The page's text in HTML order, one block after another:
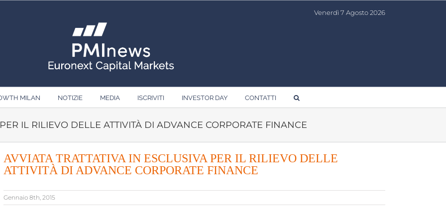
Venerdì 7 Agosto 2026
MILAN NOTIZIE MEDIA ISCRIVITI INVESTOR DAY CONTATTI
IL RILIEVO DELLE ATTIVITÀ DI ADVANCE CORPORATE FINANCE
AVVIATA TRATTATIVA IN ESCLUSIVA PER IL RILIEVO DELLE
ATTIVITÀ DI ADVANCE CORPORATE FINANCE
Gennaio 8th, 2015